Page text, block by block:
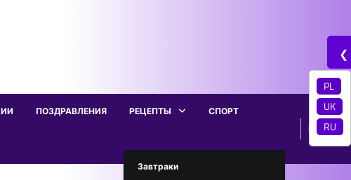
ПОЗДРАВЛЕНИЯ РЕЦЕПТЫ
Завтраки
СПОРТ
❮
PL
UK
RU